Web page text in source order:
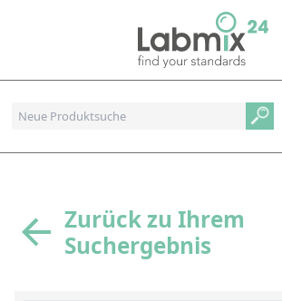
Referenzstandards für die Industrie und Geologie
Zurück zu Ihrem
Suchergebnis